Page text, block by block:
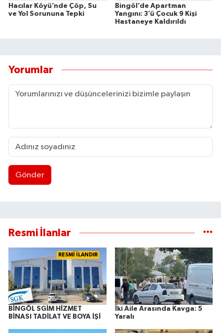
Hacılar Köyü’nde Çöp, Su
ve Yol Sorununa Tepki
Bingöl’de Apartman
Yangını: 3’ü Çocuk 9 Kişi
Hastaneye Kaldırıldı
Yorumlar
Gönder
Resmi İlanlar
RESMİ İLANDIR
BİNGÖL SGİM HİZMET
BİNASI TADİLAT VE BOYA İŞİ
İki Aile Arasında Kavga: 5
Yaralı